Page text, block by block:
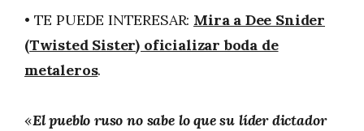
• TE PUEDE INTERESAR: Mira a Dee Snider
(Twisted Sister) oficializar boda de
metaleros.
«El pueblo ruso no sabe lo que su líder dictador